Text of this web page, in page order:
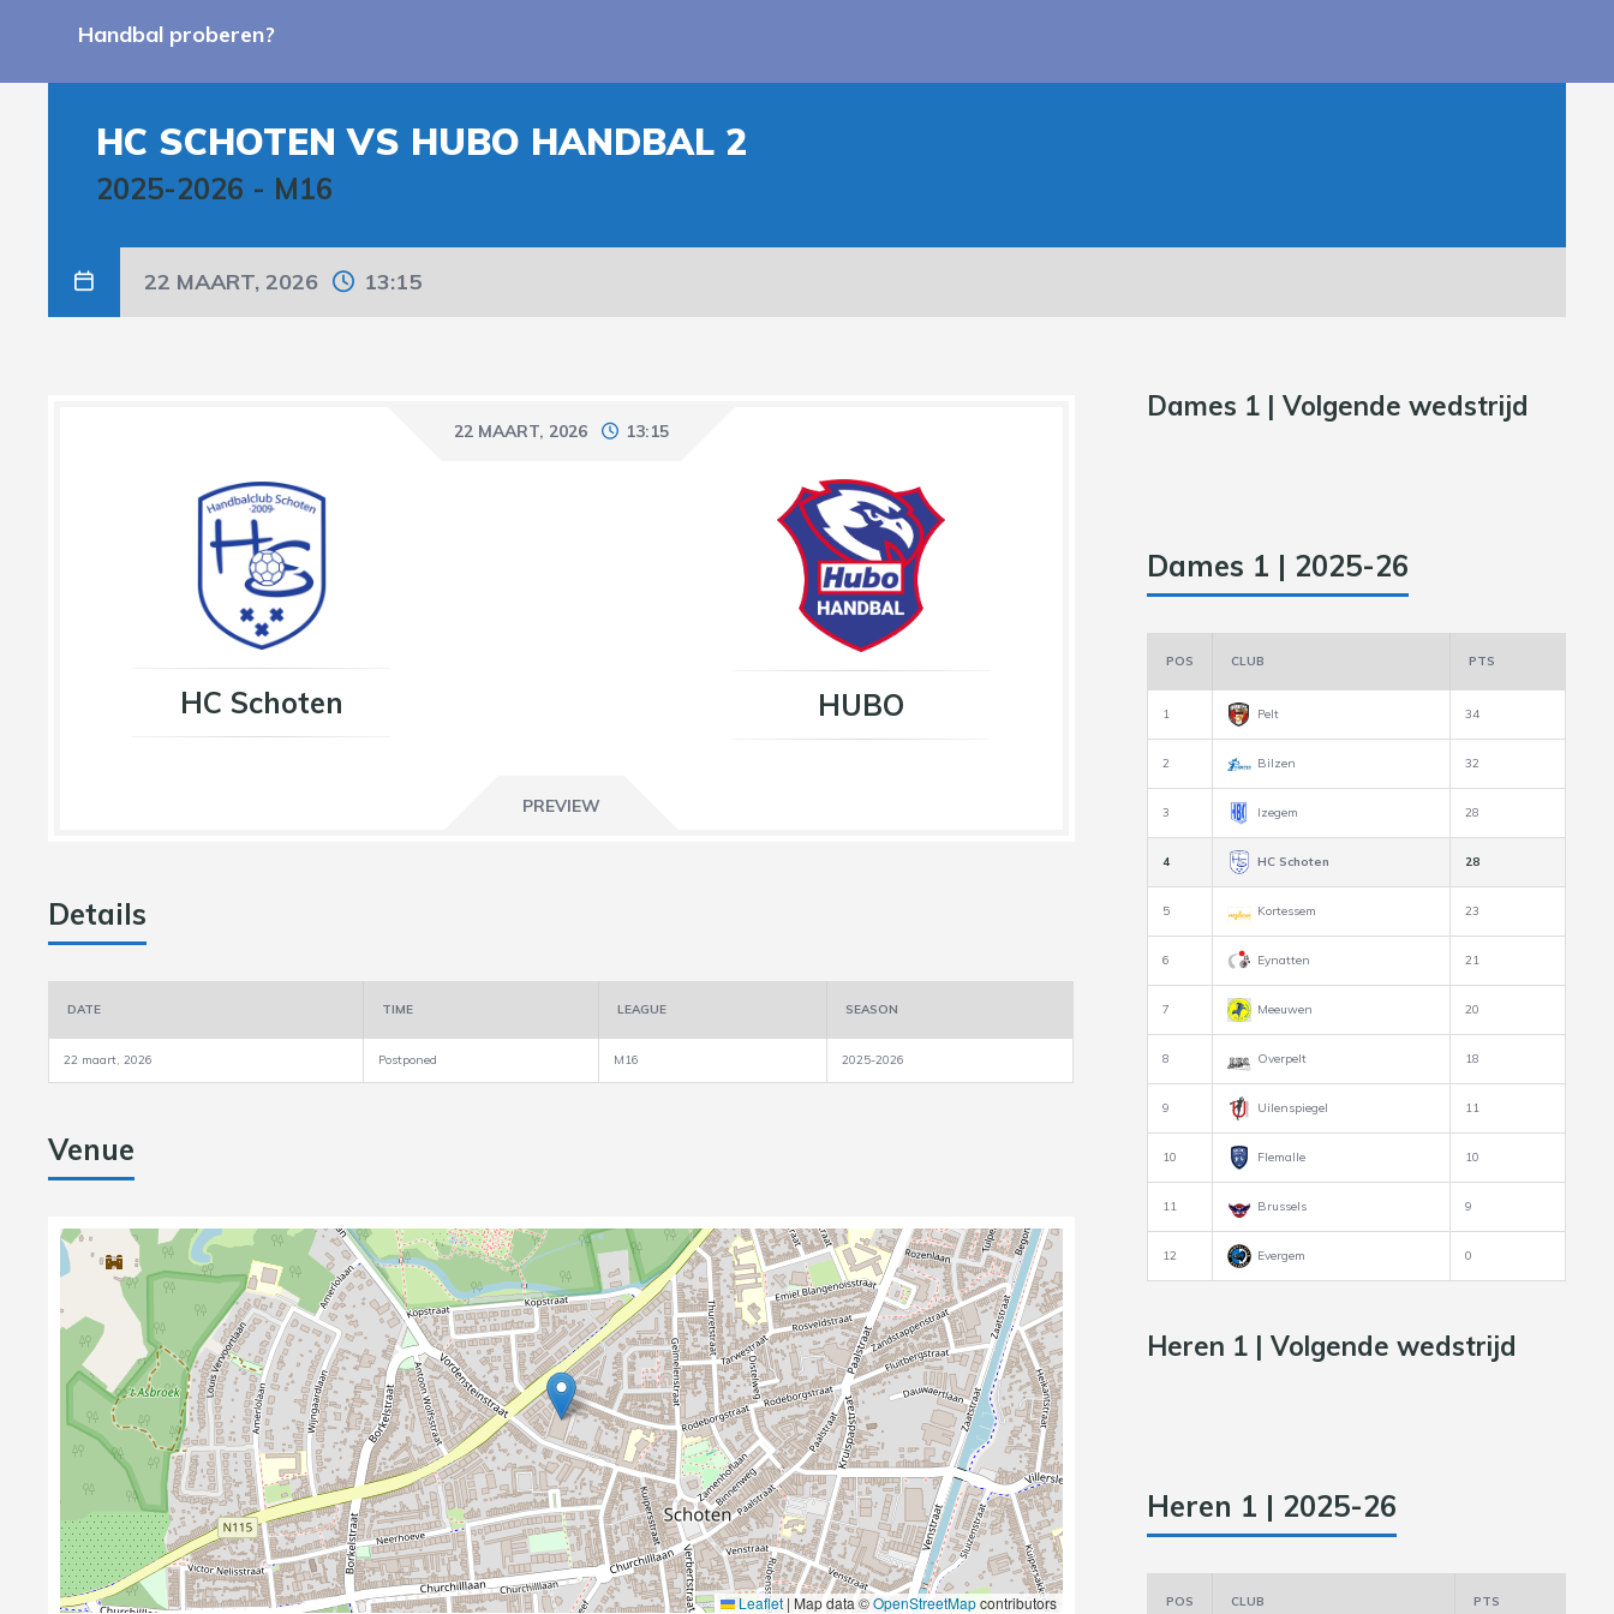
Handbal proberen?
HC SCHOTEN VS HUBO HANDBAL 2
2025-2026 - M16
22 MAART, 2026 13:15
22 MAART, 2026 13:15
HC Schoten HUBO
PREVIEW
Details
DATE TIME LEAGUE SEASON
22 maart, 2026 Postponed M16 2025-2026
Venue
Leaflet | Map data ©OpenStreetMapcontributors
Dames 1 | Volgende wedstrijd
Dames 1 | 2025-26
POS CLUB PTS
1 Pelt 34
2 Bilzen 32
3 Izegem 28
4 HC Schoten 28
5 Kortessem 23
6 Eynatten 21
7 Meeuwen 20
8 Overpelt 18
9 Uilenspiegel 11
10 Flemalle 10
11 Brussels 9
12 Evergem 0
Heren 1 | Volgende wedstrijd
Heren 1 | 2025-26
POS CLUB PTS